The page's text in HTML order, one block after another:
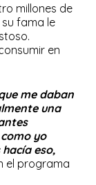
millones de
fama le
en
me daban
una
yo
eso,
el programa